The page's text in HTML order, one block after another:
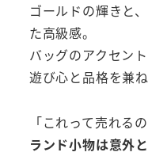
ゴールドの輝きと
た高級感。
バッグのアクセン
遊び心と品格を兼
「これって売れる
ランド小物は意外